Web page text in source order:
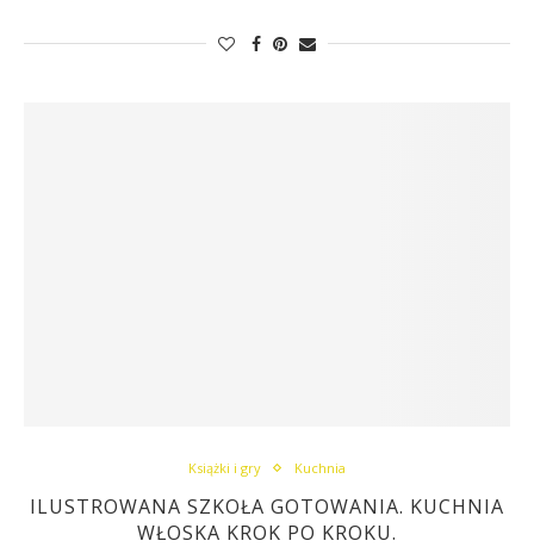
Książki i gry Kuchnia
ILUSTROWANA SZKOŁA GOTOWANIA. KUCHNIA
WŁOSKA KROK PO KROKU.